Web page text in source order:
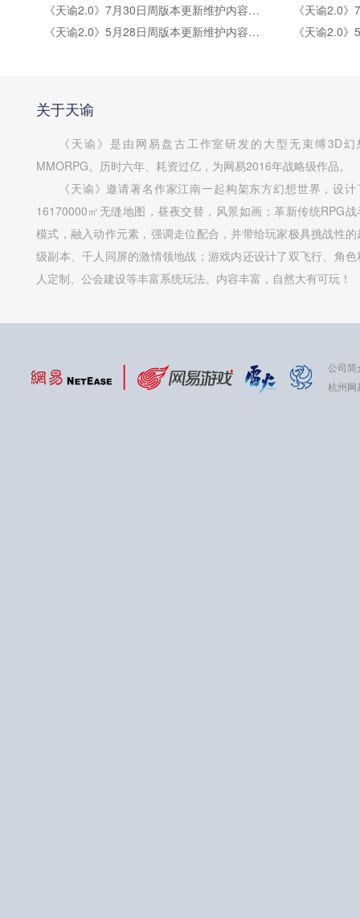
《天谕2.0》7月30日周版本更新维护内容公告
《天谕2.0》5月28日周版本更新维护内容公告
关于天谕
《天谕》是由网易盘古工作室研发的大型无束缚3D幻
MMORPG。历时六年、耗资过亿，为网易2016年战略级作品。
《天谕》邀请著名作家江南一起构架东方幻想世界，设计
16170000㎡无缝地图，昼夜交替，风景如画；革新传统RPG战
模式，融入动作元素，强调走位配合，并带给玩家极具挑战性的
级副本、千人同屏的激情领地战；游戏内还设计了双飞行、角色
人定制、公会建设等丰富系统玩法。内容丰富，自然大有可玩！
公司简
杭州